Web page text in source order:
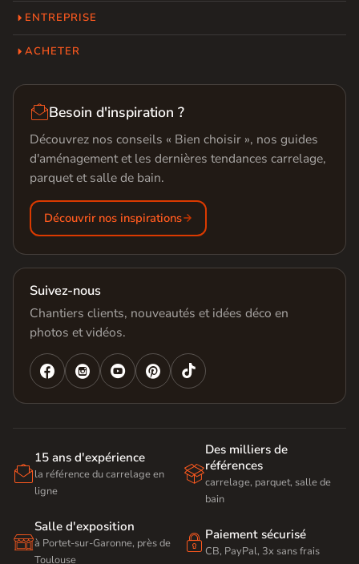
ENTREPRISE
ACHETER
Besoin d'inspiration ?
Découvrez nos conseils « Bien choisir », nos guides
d'aménagement et les dernières tendances carrelage,
parquet et salle de bain.
Découvrir nos inspirations
Suivez-nous
Chantiers clients, nouveautés et idées déco en
photos et vidéos.
   

15 ans d'expérience
la référence du carrelage en
ligne

Des milliers de
références
carrelage, parquet, salle de
bain

Salle d'exposition
à Portet-sur-Garonne, près de
Toulouse
 Paiement sécurisé
CB, PayPal, 3x sans frais